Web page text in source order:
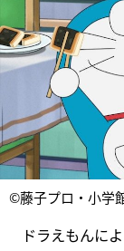
©藤子プロ・小学
ドラえもんに